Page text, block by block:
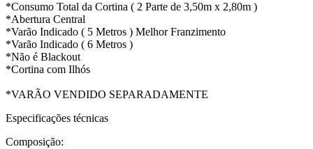
*Consumo Total da Cortina ( 2 Parte de 3,50m x 2,80m )
*Abertura Central
*Varão Indicado ( 5 Metros ) Melhor Franzimento
*Varão Indicado ( 6 Metros )
*Não é Blackout
*Cortina com Ilhós
*VARÃO VENDIDO SEPARADAMENTE
Especificações técnicas
Composição: